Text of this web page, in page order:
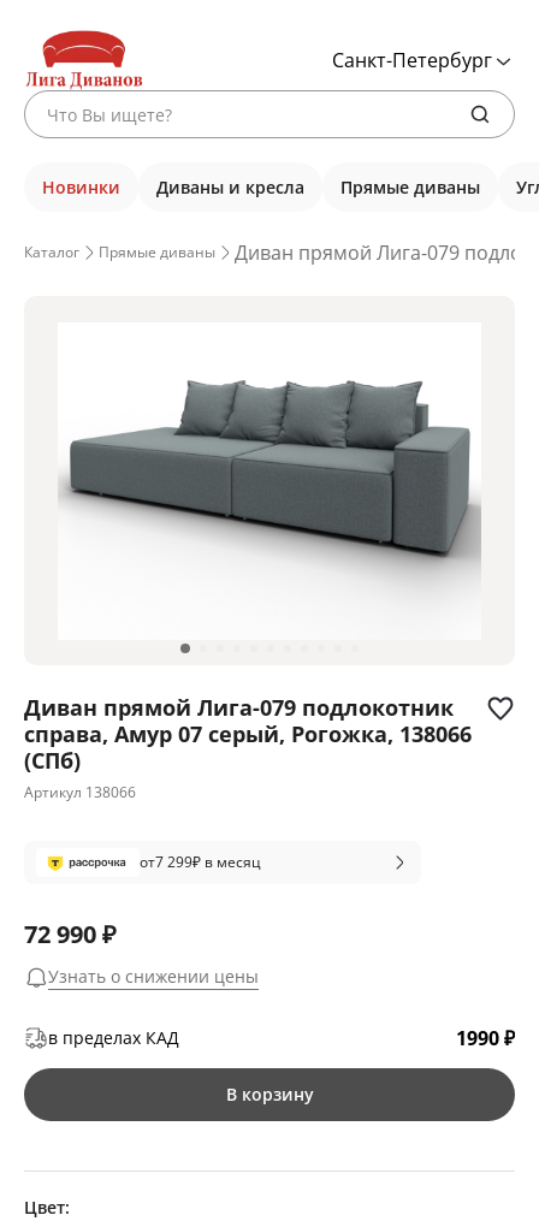
Санкт-Петербург
Новинки Диваны и кресла Прямые диваны
Каталог Прямые диваны Диван прямой Лига-079
Диван прямой Лига-079 подлокотник
справа, Амур 07 серый, Рогожка, 138066
(СПб)
Артикул 138066
от7 299₽ в месяц
72 990 ₽
Узнать о снижении цены
в пределах КАД 1990 ₽
В корзину
Цвет: